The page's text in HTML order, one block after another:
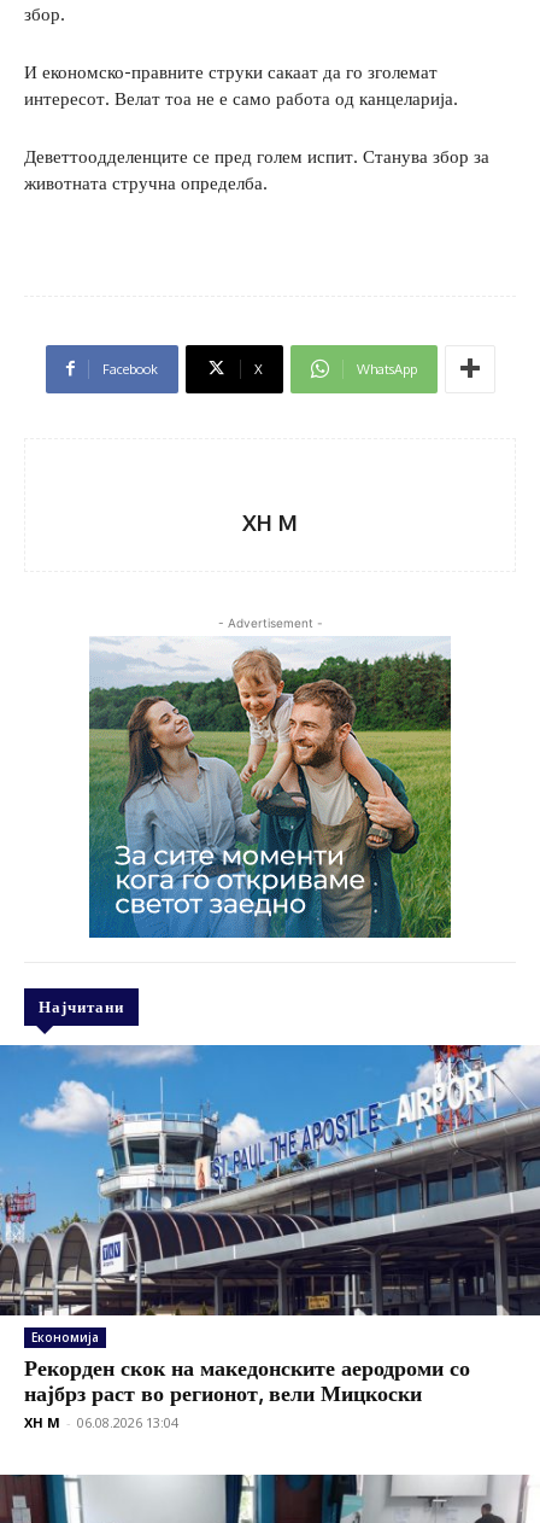
збор.
И економско-правните струки сакаат да го зголемат
интересот. Велат тоа не е само работа од канцеларија.
Деветтоодделенците се пред голем испит. Станува збор за
животната стручна определба.
Facebook X WhatsApp
XH M
- Advertisement -
Најчитани
Економија
Рекорден скок на македонските аеродроми со
најбрз раст во регионот, вели Мицкоски
XH M - 06.08.2026 13:04